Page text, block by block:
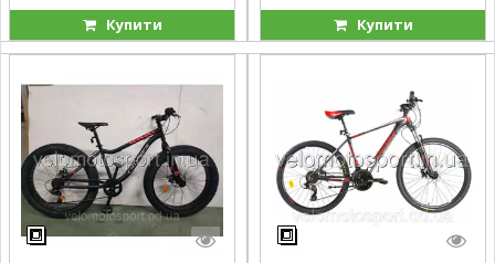
Купити Купити